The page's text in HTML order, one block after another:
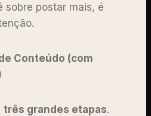
sobre postar mais, é
Conteúdo (com
três grandes etapas.